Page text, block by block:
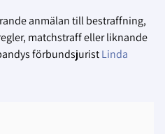
anmälan till bestraffning,
matchstraff eller liknande
förbundsjuristLinda